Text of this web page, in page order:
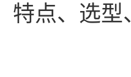
特点、选型